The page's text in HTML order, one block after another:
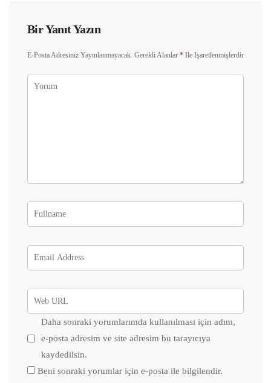
Bir Yanıt Yazın
E-Posta Adresiniz Yayınlanmayacak. Gerekli Alanlar * Ile Işaretlenmişlerdir
Daha sonraki yorumlarımda kullanılması için adım,
e-posta adresim ve site adresim bu tarayıcıya
kaydedilsin.
Beni sonraki yorumlar için e-posta ile bilgilendir.